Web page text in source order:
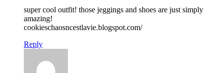
super cool outfit! those jeggings and shoes are just simply
amazing!
cookieschaosncestlavie.blogspot.com/
Reply